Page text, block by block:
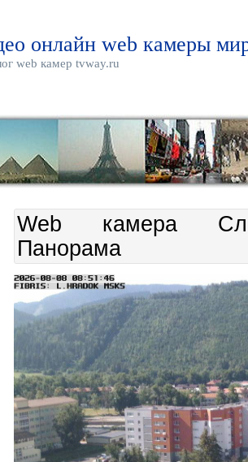
онлайн web камеры
web камер tvway.ru
Web камера
Панорама